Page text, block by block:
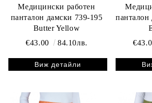
Медицински работен
панталон дамски 739-195
Butter Yellow
€43.00
84.10лв.
Виж детайли
панталон